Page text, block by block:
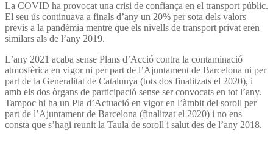
La COVID ha provocat una crisi de confiança en el transport públic.
El seu ús continuava a finals d’any un 20% per sota dels valors
previs a la pandèmia mentre que els nivells de transport privat eren
similars als de l’any 2019.
L’any 2021 acaba sense Plans d’Acció contra la contaminació
atmosfèrica en vigor ni per part de l’Ajuntament de Barcelona ni per
part de la Generalitat de Catalunya (tots dos finalitzats el 2020), i
amb els dos òrgans de participació sense ser convocats en tot l’any.
Tampoc hi ha un Pla d’Actuació en vigor en l’àmbit del soroll per
part de l’Ajuntament de Barcelona (finalitzat el 2020) i no ens
consta que s’hagi reunit la Taula de soroll i salut des de l’any 2018.